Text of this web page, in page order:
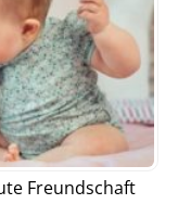
Freundschaft